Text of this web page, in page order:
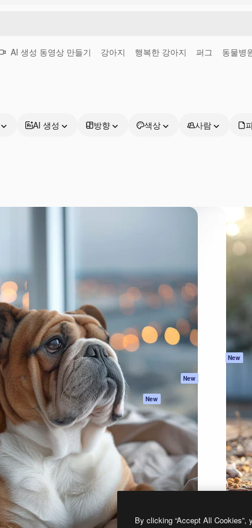
AI 생성 동영상 만들기 강아지 행복한 강아지 퍼그 동물병
AI 생성 방향 색상 사람
을 이끌어내는 크리에이티브
이터, 엔터프라이즈, 에이전시,
우르는 100만 명 이상의 구독
프로덕트
Spaces
AI 어시스턴트
AI 이미지 생성기
AI 동영상 생성기
AI 텍스트 음성 변환
스톡 콘텐츠
Claude/ChatGPT
용 MCP
New
Agents New
API
모바일 앱
모든 Magnific 툴
이용 약관
개인정보
New
제휴 파트너
비지니스
2026Freepik Company S.L.U. 모든 권리는 보호 받습니다.
By clicking “Accept All